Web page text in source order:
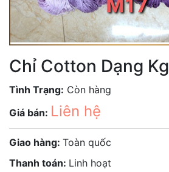
Chỉ Cotton Dạng Kg
Tình Trạng: Còn hàng
Giá bán: Liên hệ
Giao hàng: Toàn quốc
Thanh toán: Linh hoạt